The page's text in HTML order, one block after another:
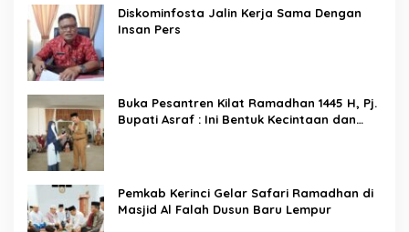
Diskominfosta Jalin Kerja Sama Dengan
Insan Pers
Buka Pesantren Kilat Ramadhan 1445 H, Pj.
Bupati Asraf : Ini Bentuk Kecintaan dan
Pemkab Kerinci Gelar Safari Ramadhan di
Masjid Al Falah Dusun Baru Lempur